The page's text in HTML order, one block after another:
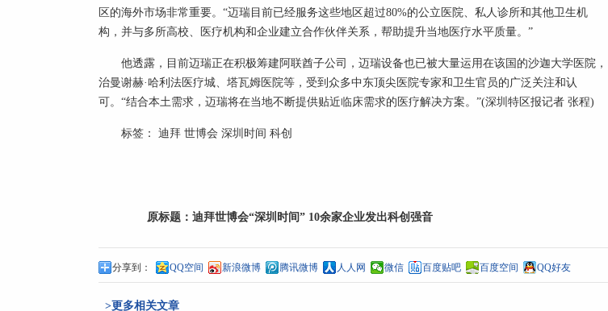
区的海外市场非常重要。“迈瑞目前已经服务这些地区超过80%的公立医院、私人诊所和其他卫生机
构，并与多所高校、医疗机构和企业建立合作伙伴关系，帮助提升当地医疗水平质量。”
他透露，目前迈瑞正在积极筹建阿联酋子公司，迈瑞设备也已被大量运用在该国的沙迦大学医院，
治曼谢赫·哈利法医疗城、塔瓦姆医院等，受到众多中东顶尖医院专家和卫生官员的广泛关注和认
可。“结合本土需求，迈瑞将在当地不断提供贴近临床需求的医疗解决方案。”(深圳特区报记者 张程)
标签： 迪拜 世博会 深圳时间 科创
原标题： 迪拜世博会“深圳时间” 10余家企业发出科创强音
分享到： QQ空间 新浪微博 腾讯微博 人人网 微信 百度贴吧 百度空间 QQ好友
>更多相关文章